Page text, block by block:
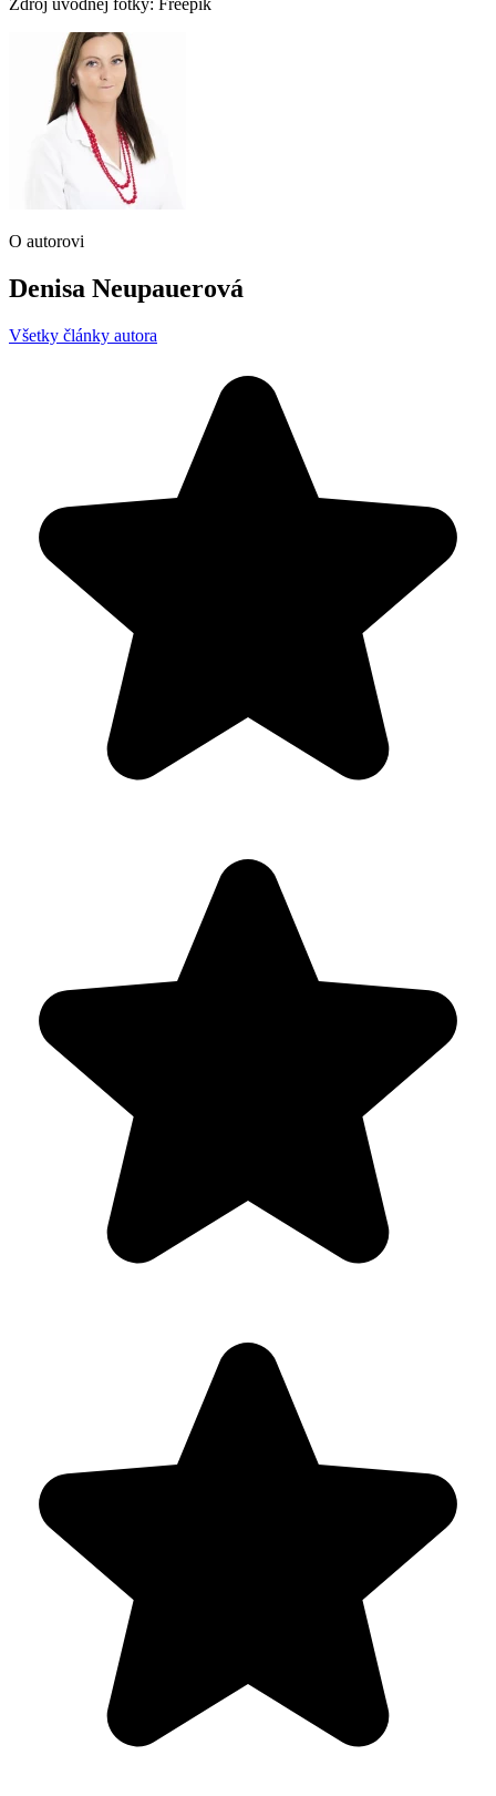
Zdroj úvodnej fotky: Freepik
O autorovi
Denisa Neupauerová
Všetky články autora